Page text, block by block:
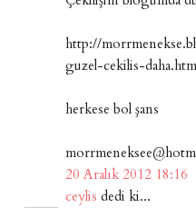
http://
guzel-cekilis-
herkese bol şans
20 Aralık 2012 18:16
ceylis dedi ki...